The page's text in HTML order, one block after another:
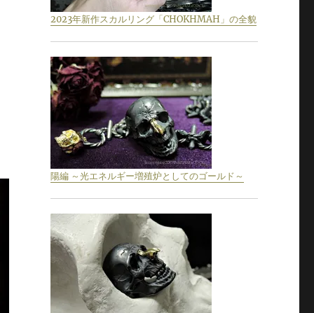
2023年新作スカルリング「CHOKHMAH」の全貌
陽編 ～光エネルギー増殖炉としてのゴールド～